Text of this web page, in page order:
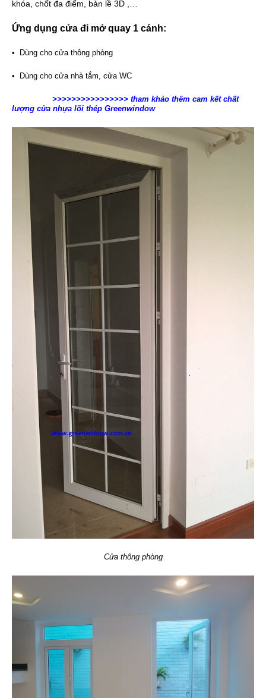
khóa, chốt đa điểm, bản lề 3D ,…
Ứng dụng cửa đi mở quay 1 cánh:
• Dùng cho cửa thông phòng
• Dùng cho cửa nhà tắm, cửa WC
>>>>>>>>>>>>>>>> tham khảo thêm cam kết chất
lượng cửa nhựa lõi thép Greenwindow
Cửa thông phòng